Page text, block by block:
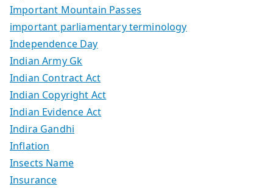
Important Mountain Passes
important parliamentary terminology
Independence Day
Indian Army Gk
Indian Contract Act
Indian Copyright Act
Indian Evidence Act
Indira Gandhi
Inflation
Insects Name
Insurance